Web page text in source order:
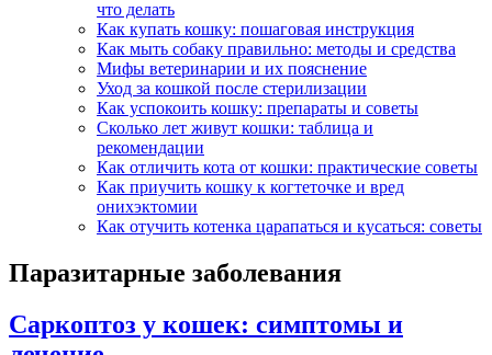
что делать
Как купать кошку: пошаговая инструкция
Как мыть собаку правильно: методы и средства
Мифы ветеринарии и их пояснение
Уход за кошкой после стерилизации
Как успокоить кошку: препараты и советы
Сколько лет живут кошки: таблица и
рекомендации
Как отличить кота от кошки: практические советы
Как приучить кошку к когтеточке и вред
онихэктомии
Как отучить котенка царапаться и кусаться: советы
Паразитарные заболевания
Саркоптоз у кошек: симптомы и